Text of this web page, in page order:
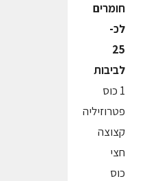
חומרים
לכ-
25
לביבות
1 כוס
פטרוזיליה
קצוצה
חצי
כוס